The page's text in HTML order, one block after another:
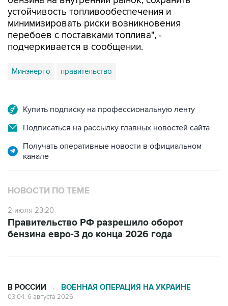
устойчивость топливообеспечения и
минимизировать риски возникновения
перебоев с поставками топлива", -
подчеркивается в сообщении.
Минэнерго правительство
Купить подписку на профессиональную ленту
Подписаться на рассылку главных новостей сайта
Получать оперативные новости в официальном
канале
НОВОСТИ ПО ТЕМЕ
2 июля 23:20
Правительство РФ разрешило оборот
бензина евро-3 до конца 2026 года
В РОССИИ → ВОЕННАЯ ОПЕРАЦИЯ НА УКРАИНЕ
03:04, 6 августа 2026